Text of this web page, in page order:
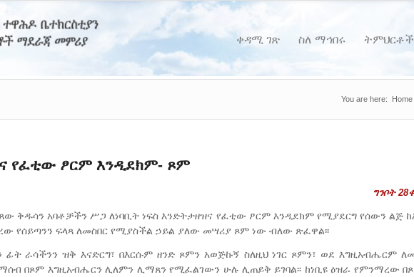
ቀዳሚ ገጽ ስለ ማኅበሩ ትምህርቶች
You are here: Home
የፈቲው ፆርም እንዲደክም- ጾም
ግንቦት
ቅዱሳን አባቶቻችን ሥጋ ለነባቢት ነፍስ እንድትታዘዝና የፈቲው ፆርም እንዲደክም የሚያደርግ የሰውን ልጅ
የሰይጣንን ፍላጻ ለመስበር የሚያስችል ኃይል ያለው መሣሪያ ጾም ነው ብለው ጽፈዋል፡፡
ፊት ራሳችንን ዝቅ እናድርግ፣ በእርሱም ዘንድ ጾምን አወጅኩኝ ስለዚህ ነገር ጾምን፣ ወደ እግዚአብሔርም
በማሰብ በጾም እግዚአብሔርን ሊለምን ሊማጸን የሚፈልገውን ሁሉ ሊጠይቅ ይገባል፡፡ ከነቢዩ ዕዝራ የምንማረው